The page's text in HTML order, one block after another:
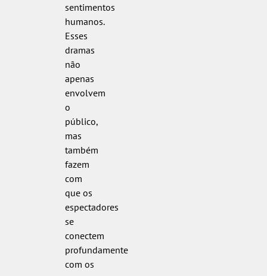
sentimentos
humanos.
Esses
dramas
não
apenas
envolvem
o
público,
mas
também
fazem
com
que os
espectadores
se
conectem
profundamente
com os